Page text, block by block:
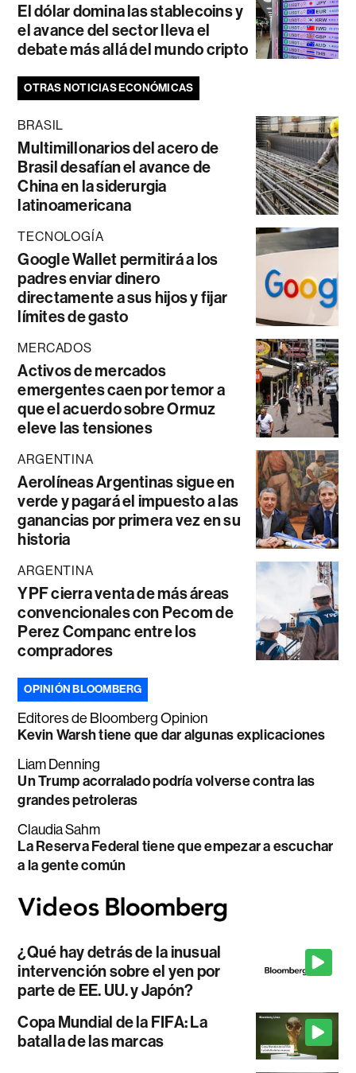
El dólar domina las stablecoins y
el avance del sector lleva el
debate más allá del mundo cripto
OTRAS NOTICIAS ECONÓMICAS
BRASIL
Multimillonarios del acero de
Brasil desafían el avance de
China en la siderurgia
latinoamericana
TECNOLOGÍA
Google Wallet permitirá a los
padres enviar dinero
directamente a sus hijos y fijar
límites de gasto
MERCADOS
Activos de mercados
emergentes caen por temor a
que el acuerdo sobre Ormuz
eleve las tensiones
ARGENTINA
Aerolíneas Argentinas sigue en
verde y pagará el impuesto a las
ganancias por primera vez en su
historia
ARGENTINA
YPF cierra venta de más áreas
convencionales con Pecom de
Perez Companc entre los
compradores
OPINIÓN BLOOMBERG
Editores de Bloomberg Opinion
Kevin Warsh tiene que dar algunas explicaciones
Liam Denning
Un Trump acorralado podría volverse contra las
grandes petroleras
Claudia Sahm
La Reserva Federal tiene que empezar a escuchar
a la gente común
¿Qué hay detrás de la inusual
intervención sobre el yen por
parte de EE. UU. y Japón?
Copa Mundial de la FIFA: La
batalla de las marcas